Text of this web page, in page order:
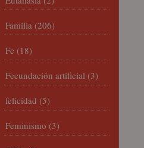
Familia (206)
Fe (18)
Fecundación artificial (3)
felicidad (5)
Feminismo (3)